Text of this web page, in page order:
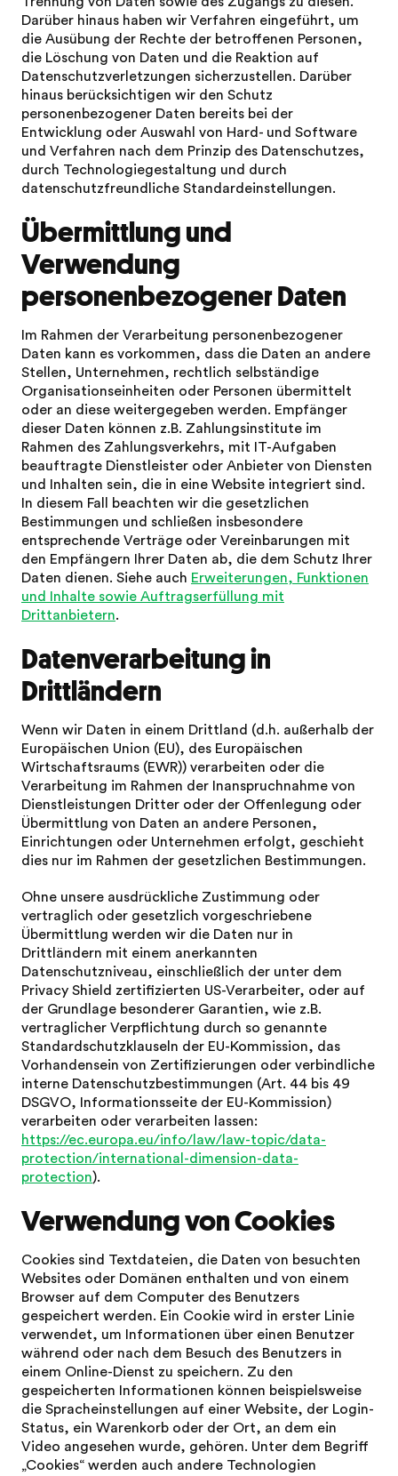
Darüber hinaus haben wir Verfahren eingeführt, um
die Ausübung der Rechte der betroffenen Personen,
die Löschung von Daten und die Reaktion auf
Datenschutzverletzungen sicherzustellen. Darüber
hinaus berücksichtigen wir den Schutz
personenbezogener Daten bereits bei der
Entwicklung oder Auswahl von Hard- und Software
und Verfahren nach dem Prinzip des Datenschutzes,
durch Technologiegestaltung und durch
datenschutzfreundliche Standardeinstellungen.
Übermittlung und
Verwendung
personenbezogener Daten
Im Rahmen der Verarbeitung personenbezogener
Daten kann es vorkommen, dass die Daten an andere
Stellen, Unternehmen, rechtlich selbständige
Organisationseinheiten oder Personen übermittelt
oder an diese weitergegeben werden. Empfänger
dieser Daten können z.B. Zahlungsinstitute im
Rahmen des Zahlungsverkehrs, mit IT-Aufgaben
beauftragte Dienstleister oder Anbieter von Diensten
und Inhalten sein, die in eine Website integriert sind.
In diesem Fall beachten wir die gesetzlichen
Bestimmungen und schließen insbesondere
entsprechende Verträge oder Vereinbarungen mit
den Empfängern Ihrer Daten ab, die dem Schutz Ihrer
Daten dienen. Siehe auch Erweiterungen, Funktionen
und Inhalte sowie Auftragserfüllung mit
Drittanbietern.
Datenverarbeitung in
Drittländern
Wenn wir Daten in einem Drittland (d.h. außerhalb der
Europäischen Union (EU), des Europäischen
Wirtschaftsraums (EWR)) verarbeiten oder die
Verarbeitung im Rahmen der Inanspruchnahme von
Dienstleistungen Dritter oder der Offenlegung oder
Übermittlung von Daten an andere Personen,
Einrichtungen oder Unternehmen erfolgt, geschieht
dies nur im Rahmen der gesetzlichen Bestimmungen.
Ohne unsere ausdrückliche Zustimmung oder
vertraglich oder gesetzlich vorgeschriebene
Übermittlung werden wir die Daten nur in
Drittländern mit einem anerkannten
Datenschutzniveau, einschließlich der unter dem
Privacy Shield zertifizierten US-Verarbeiter, oder auf
der Grundlage besonderer Garantien, wie z.B.
vertraglicher Verpflichtung durch so genannte
Standardschutzklauseln der EU-Kommission, das
Vorhandensein von Zertifizierungen oder verbindliche
interne Datenschutzbestimmungen (Art. 44 bis 49
DSGVO, Informationsseite der EU-Kommission)
verarbeiten oder verarbeiten lassen:
https://ec.europa.eu/info/law/law-topic/data-
protection/international-dimension-data-
protection).
Verwendung von Cookies
Cookies sind Textdateien, die Daten von besuchten
Websites oder Domänen enthalten und von einem
Browser auf dem Computer des Benutzers
gespeichert werden. Ein Cookie wird in erster Linie
verwendet, um Informationen über einen Benutzer
während oder nach dem Besuch des Benutzers in
einem Online-Dienst zu speichern. Zu den
gespeicherten Informationen können beispielsweise
die Spracheinstellungen auf einer Website, der Login-
Status, ein Warenkorb oder der Ort, an dem ein
Video angesehen wurde, gehören. Unter dem Begriff
„Cookies“ werden auch andere Technologien